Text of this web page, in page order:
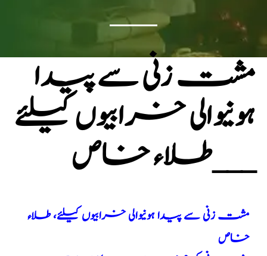
مشت زنی سے پیدا
ہونیوالی خرابیوں کیلئے
___طلاء خاص
مشت زنی سے پیدا ہونیوالی خرابیوں کیلئے، طلاء
خاص